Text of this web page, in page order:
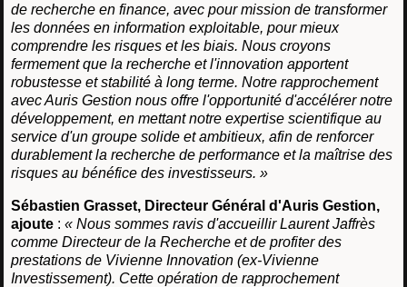
de recherche en finance, avec pour mission de transformer
les données en information exploitable, pour mieux
comprendre les risques et les biais. Nous croyons
fermement que la recherche et l'innovation apportent
robustesse et stabilité à long terme. Notre rapprochement
avec Auris Gestion nous offre l'opportunité d'accélérer notre
développement, en mettant notre expertise scientifique au
service d'un groupe solide et ambitieux, afin de renforcer
durablement la recherche de performance et la maîtrise des
risques au bénéfice des investisseurs. »
Sébastien Grasset, Directeur Général d'Auris Gestion,
ajoute : « Nous sommes ravis d'accueillir Laurent Jaffrès
comme Directeur de la Recherche et de profiter des
prestations de Vivienne Innovation (ex-Vivienne
Investissement). Cette opération de rapprochement